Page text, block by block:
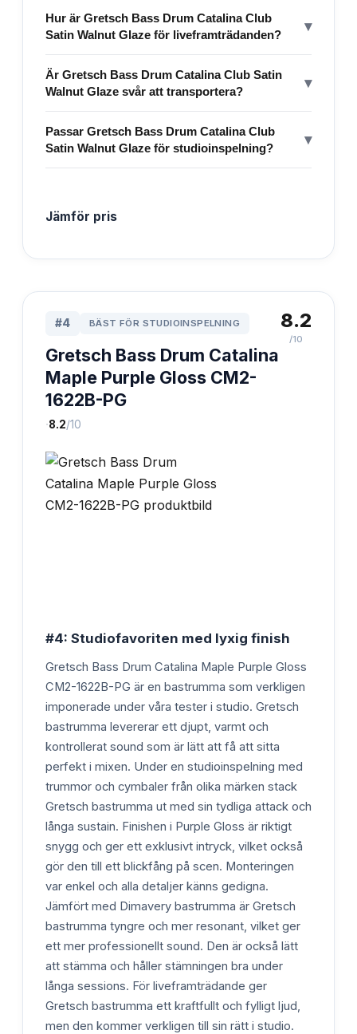
Hur är Gretsch Bass Drum Catalina Club
Satin Walnut Glaze för liveframträdanden?
▾
Är Gretsch Bass Drum Catalina Club Satin
Walnut Glaze svår att transportera?
▾
Passar Gretsch Bass Drum Catalina Club
Satin Walnut Glaze för studioinspelning?
▾
Jämför pris
#4 BÄST FÖR STUDIOINSPELNING
Gretsch Bass Drum Catalina
Maple Purple Gloss CM2-
1622B-PG
·8.2/10
8.2
/10
#4: Studiofavoriten med lyxig finish
Gretsch Bass Drum Catalina Maple Purple Gloss
CM2-1622B-PG är en bastrumma som verkligen
imponerade under våra tester i studio. Gretsch
bastrumma levererar ett djupt, varmt och
kontrollerat sound som är lätt att få att sitta
perfekt i mixen. Under en studioinspelning med
trummor och cymbaler från olika märken stack
Gretsch bastrumma ut med sin tydliga attack och
långa sustain. Finishen i Purple Gloss är riktigt
snygg och ger ett exklusivt intryck, vilket också
gör den till ett blickfång på scen. Monteringen
var enkel och alla detaljer känns gedigna.
Jämfört med Dimavery bastrumma är Gretsch
bastrumma tyngre och mer resonant, vilket ger
ett mer professionellt sound. Den är också lätt
att stämma och håller stämningen bra under
långa sessions. För liveframträdande ger
Gretsch bastrumma ett kraftfullt och fylligt ljud,
men den kommer verkligen till sin rätt i studio.